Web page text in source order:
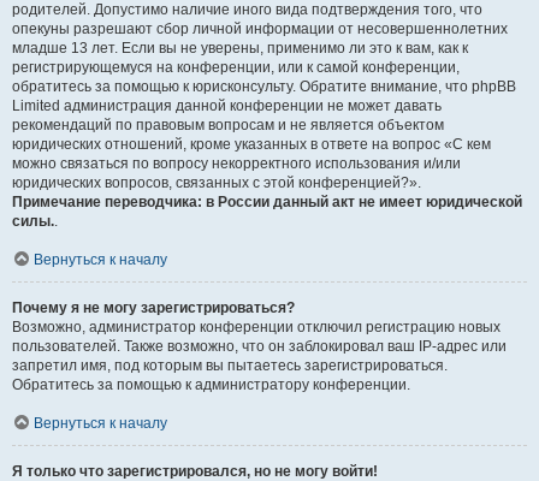
родителей. Допустимо наличие иного вида подтверждения того, что
опекуны разрешают сбор личной информации от несовершеннолетних
младше 13 лет. Если вы не уверены, применимо ли это к вам, как к
регистрирующемуся на конференции, или к самой конференции,
обратитесь за помощью к юрисконсульту. Обратите внимание, что phpBB
Limited администрация данной конференции не может давать
рекомендаций по правовым вопросам и не является объектом
юридических отношений, кроме указанных в ответе на вопрос «С кем
можно связаться по вопросу некорректного использования и/или
юридических вопросов, связанных с этой конференцией?».
Примечание переводчика: в России данный акт не имеет юридической
силы..
Вернуться к началу
Почему я не могу зарегистрироваться?
Возможно, администратор конференции отключил регистрацию новых
пользователей. Также возможно, что он заблокировал ваш IP-адрес или
запретил имя, под которым вы пытаетесь зарегистрироваться.
Обратитесь за помощью к администратору конференции.
Вернуться к началу
Я только что зарегистрировался, но не могу войти!